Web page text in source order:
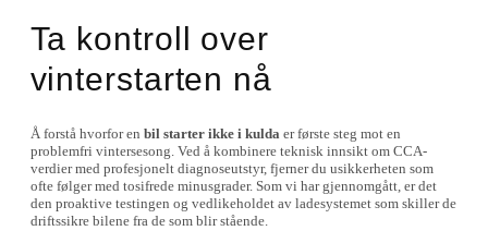
Ta kontroll over
vinterstarten nå
Å forstå hvorfor en bil starter ikke i kuldaer første steg mot en
problemfri vintersesong. Ved å kombinere teknisk innsikt om CCA-
verdier med profesjonelt diagnoseutstyr, fjerner du usikkerheten som
ofte følger med tosifrede minusgrader. Som vi har gjennomgått, er det
den proaktive testingen og vedlikeholdet av ladesystemet som skiller de
driftssikre bilene fra de som blir stående.